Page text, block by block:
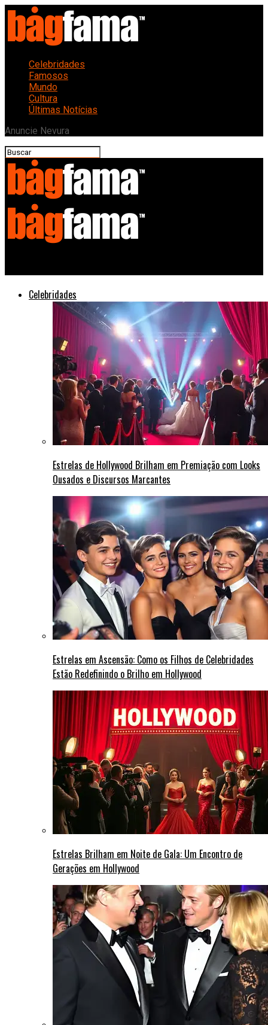
Celebridades
Famosos
Mundo
Cultura
Últimas Notícias
Anuncie Nevura
Celebridades
Estrelas de Hollywood Brilham em Premiação com Looks
Ousados e Discursos Marcantes
Estrelas em Ascensão: Como os Filhos de Celebridades
Estão Redefinindo o Brilho em Hollywood
Estrelas Brilham em Noite de Gala: Um Encontro de
Gerações em Hollywood